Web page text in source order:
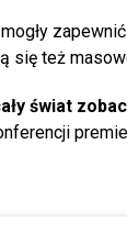
się też
świat